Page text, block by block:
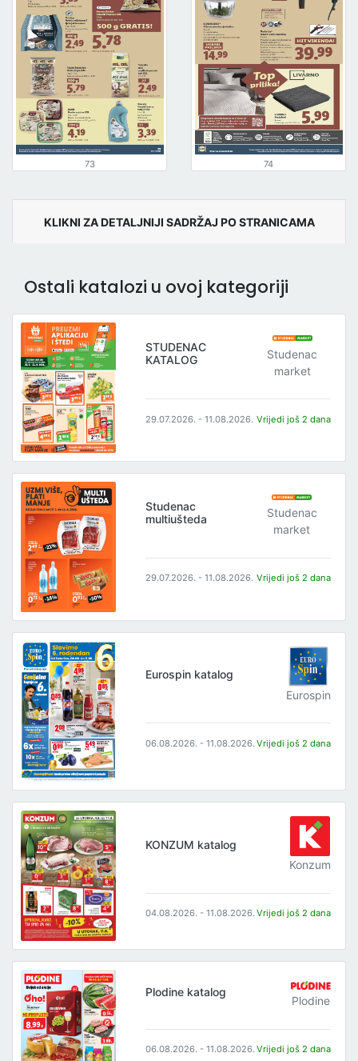
73 74
KLIKNI ZA DETALJNIJI SADRŽAJ PO STRANICAMA
Ostali katalozi u ovoj kategoriji
STUDENAC
KATALOG
Studenac
market
29.07.2026. - 11.08.2026. Vrijedi još 2 dana
Studenac
multiušteda
Studenac
market
29.07.2026. - 11.08.2026. Vrijedi još 2 dana
Eurospin katalog
Eurospin
06.08.2026. - 11.08.2026. Vrijedi još 2 dana
KONZUM katalog
Konzum
04.08.2026. - 11.08.2026. Vrijedi još 2 dana
Plodine katalog
Plodine
06.08.2026. - 11.08.2026. Vrijedi još 2 dana